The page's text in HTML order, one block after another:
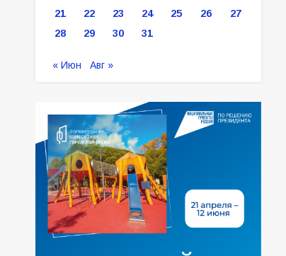
21
22 23 24 25 26
27
28
29 30 31
« Июн Авг »